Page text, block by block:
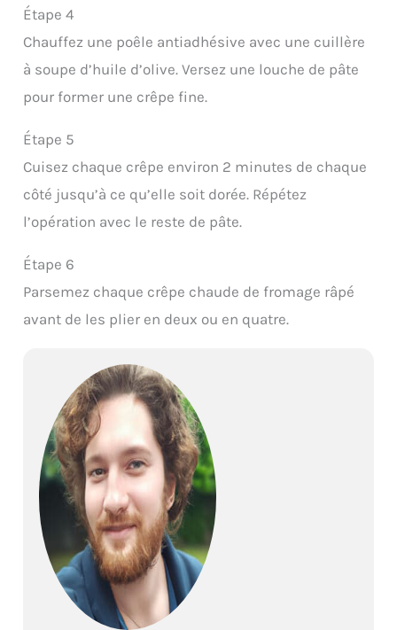
Étape 4
Chauffez une poêle antiadhésive avec une cuillère
à soupe d’huile d’olive. Versez une louche de pâte
pour former une crêpe fine.
Étape 5
Cuisez chaque crêpe environ 2 minutes de chaque
côté jusqu’à ce qu’elle soit dorée. Répétez
l’opération avec le reste de pâte.
Étape 6
Parsemez chaque crêpe chaude de fromage râpé
avant de les plier en deux ou en quatre.